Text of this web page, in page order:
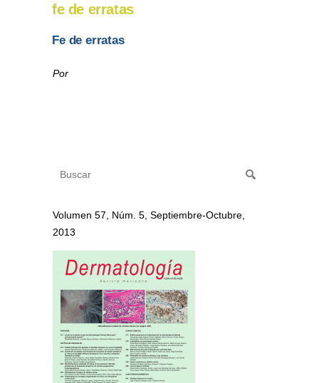
fe de erratas
Fe de erratas
Por
Volumen 57, Núm. 5, Septiembre-Octubre,
2013